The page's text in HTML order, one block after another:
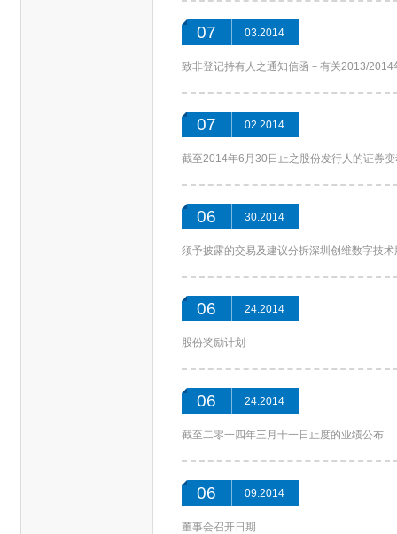
07 03.2014
致非登记持有人之通知信函－有关2013/2014
07 02.2014
截至2014年6月30日止之股份发行人的证券
06 30.2014
须予披露的交易及建议分拆深圳创维数字技
06 24.2014
股份奖励计划
06 24.2014
截至二零一四年三月十一日止度的业绩公布
06 09.2014
董事会召开日期